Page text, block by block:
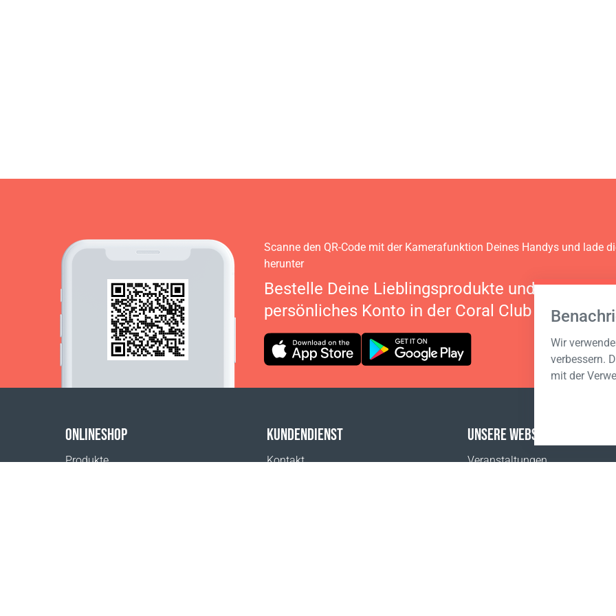
Wir
verbessern.
mit der
Scanne den QR-Code mit der Kamerafunktion Deines Handys und lade
herunter
Bestelle Deine Lieblingsprodukte und verwalte
persönliches Konto in der Coral Club App
ONLINESHOP
Produkte
KUNDENDIENST
Kontakt
UNSERE WEBSITES
Veranstaltungen